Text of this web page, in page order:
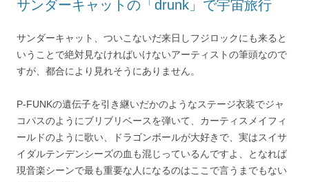
サンダーキャットの「drunk」で宇宙旅行
サンダーキャット、ついこないだ来日しフジロックにも来ると
いうことで絶対見なければいけないアーティストの筆頭なので
すが、都合により見れそうにありません。
P-FUNKの遺伝子を引き継いだかのようなステージ衣装でジャ
コパスのようにブリブリベースを弾いて、カーティスメイフィ
ールドのように歌い、ドラゴンボールが大好きで、実はスイサ
イダルテンデンシーズの血も混じっているんですよ、となれば
現音楽シーンで最も重要な人になるのはここで言うまでもない